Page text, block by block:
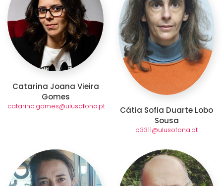
Catarina Joana Vieira
Gomes
catarina.gomes@ulusofona.pt
Cátia Sofia Duarte Lobo
Sousa
p3311@ulusofona.pt